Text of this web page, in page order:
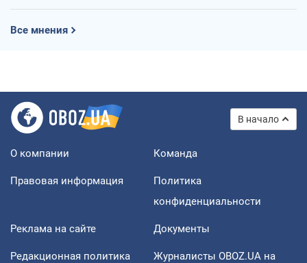
Все мнения
В начало
О компании Команда
Правовая информация
Политика
конфиденциальности
Реклама на сайте Документы
Редакционная политика
Журналисты OBOZ.UA на